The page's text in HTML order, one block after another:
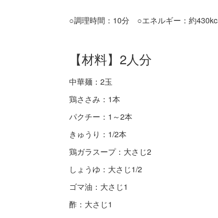
○調理時間：10分 ○エネルギー：約
【材料】2人分
中華麺：2玉
鶏ささみ：1本
パクチー：1～2本
きゅうり：1/2本
鶏ガラスープ：大さじ2
しょうゆ：大さじ1/2
ゴマ油：大さじ1
酢：大さじ1